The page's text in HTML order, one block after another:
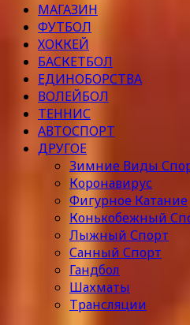
МАГАЗИН
ФУТБОЛ
ХОККЕЙ
БАСКЕТБОЛ
ЕДИНОБОРСТВА
ВОЛЕЙБОЛ
ТЕННИС
АВТОСПОРТ
ДРУГОЕ
Зимние Виды
Коронавирус
Фигурное Катание
Конькобежный
Лыжный Спорт
Санный Спорт
Гандбол
Шахматы
Трансляции